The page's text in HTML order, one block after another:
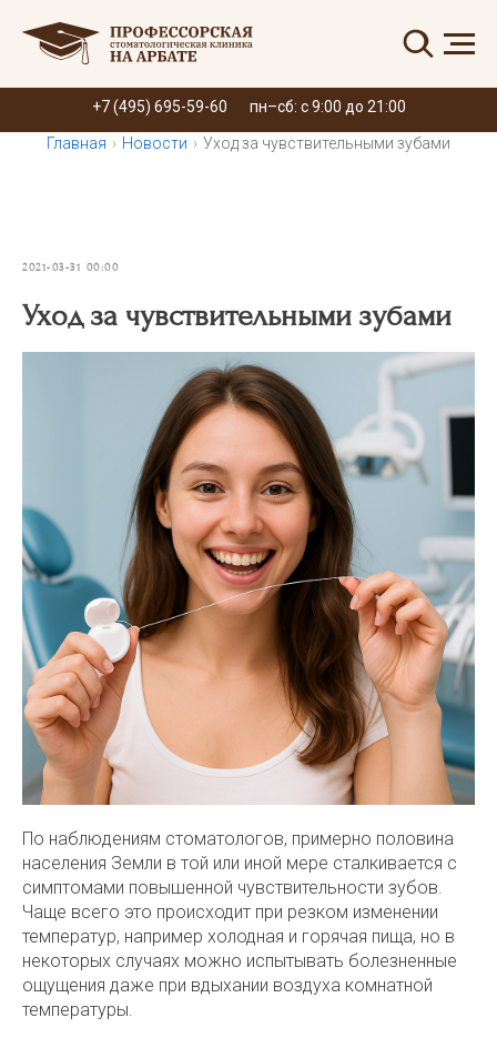
Запись онлайн
+7 (495) 695-59-60 пн–сб: с 9:00 до 21:00
Главная › Новости › Уход за чувствительными зубами
2021-03-31 00:00
Уход за чувствительными зубами
По наблюдениям стоматологов, примерно половина
населения Земли в той или иной мере сталкивается с
симптомами повышенной чувствительности зубов.
Чаще всего это происходит при резком изменении
температур, например холодная и горячая пища, но в
некоторых случаях можно испытывать болезненные
ощущения даже при вдыхании воздуха комнатной
температуры.